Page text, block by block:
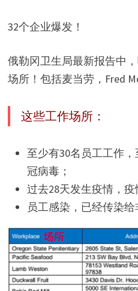
32个企业爆发！
俄勒冈卫生局最新报告中
场所！包括麦当劳，Fred
这些工作场所：
至少有30名员工工作
冠病毒；
过去28天发生疫情，疫
员工感染，已经传染给